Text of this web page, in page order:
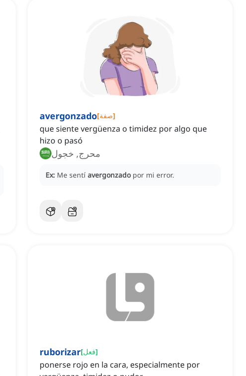
avergonzado[صفة]
que siente vergüenza o timidez por algo que
hizo o pasó
محرج, خجول
Ex: Me sentí avergonzado por mi error.
ruborizar[فعل]
ponerse rojo en la cara, especialmente por